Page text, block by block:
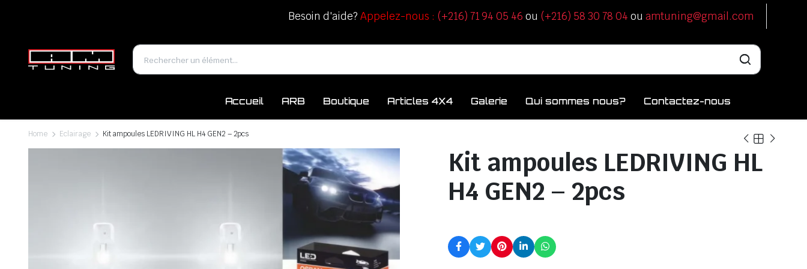
Besoin d'aide?Appelez-nous : (+216) 71 94 05 46 ou (+216) 58 30 78 04 ou amtuning@gmail.com
Accueil ARB Boutique Articles 4X4 Galerie Qui sommes nous? Contactez-nous
Home Eclairage Kit ampoules LEDRIVING HL H4 GEN2 – 2pcs
Kit ampoules LEDRIVING HL
H4 GEN2 – 2pcs